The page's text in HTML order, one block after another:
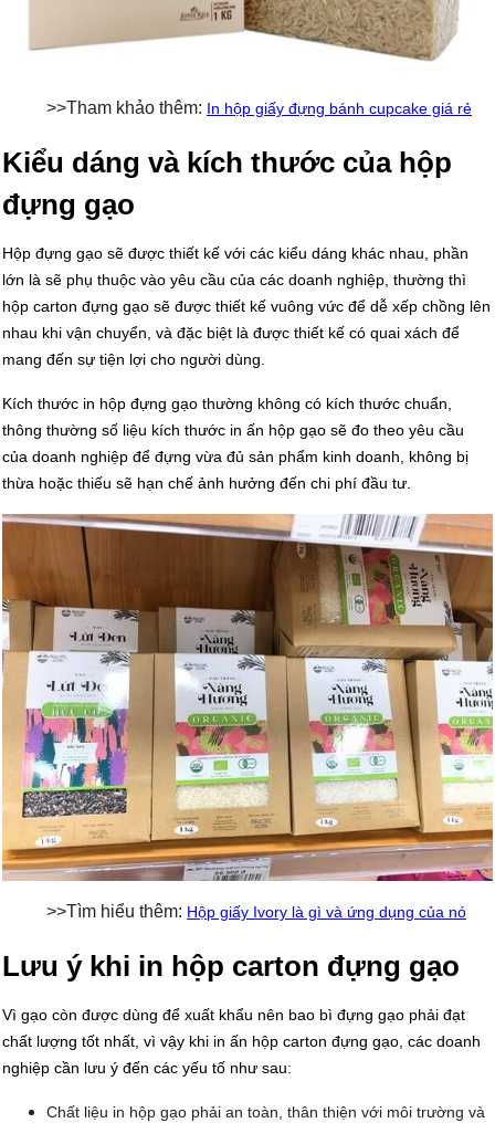
>>Tham khảo thêm: In hộp giấy đựng bánh cupcake giá rẻ
Kiểu dáng và kích thước của hộp
đựng gạo
Hộp đựng gạo sẽ được thiết kế với các kiểu dáng khác nhau, phần
lớn là sẽ phụ thuộc vào yêu cầu của các doanh nghiệp, thường thì
hộp carton đựng gạo sẽ được thiết kế vuông vức để dễ xếp chồng lên
nhau khi vận chuyển, và đặc biệt là được thiết kế có quai xách để
mang đến sự tiện lợi cho người dùng.
Kích thước in hộp đựng gạo thường không có kích thước chuẩn,
thông thường số liệu kích thước in ấn hộp gạo sẽ đo theo yêu cầu
của doanh nghiệp để đựng vừa đủ sản phẩm kinh doanh, không bị
thừa hoặc thiếu sẽ hạn chế ảnh hưởng đến chi phí đầu tư.
>>Tìm hiểu thêm: Hộp giấy Ivory là gì và ứng dụng của nó
Lưu ý khi in hộp carton đựng gạo
Vì gạo còn được dùng để xuất khẩu nên bao bì đựng gạo phải đạt
chất lượng tốt nhất, vì vậy khi in ấn hộp carton đựng gạo, các doanh
nghiệp cần lưu ý đến các yếu tố như sau:
Chất liệu in hộp gạo phải an toàn, thân thiện với môi trường và